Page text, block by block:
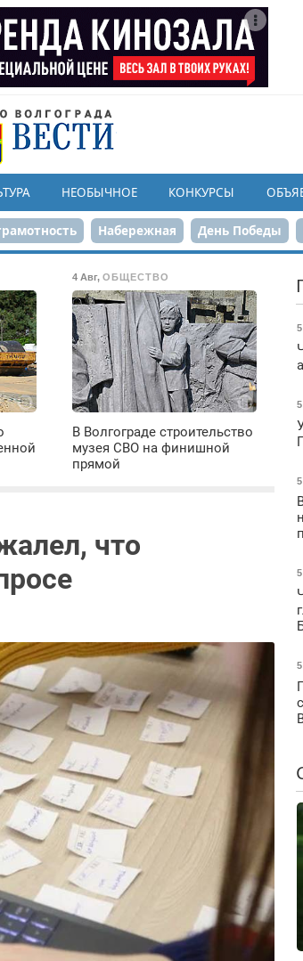
НЕОБЫЧНОЕ КОНКУРСЫ
Набережная День Победы
Парк Героев-летчиков
4 Авг, ОБЩЕСТВО
В Волгограде строительство
музея СВО на финишной
прямой
что